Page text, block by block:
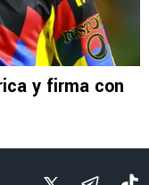
y firma con